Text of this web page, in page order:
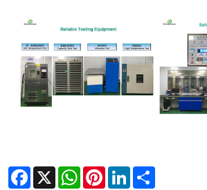
Facebook
X WhatsAppPinterestLinkedIn